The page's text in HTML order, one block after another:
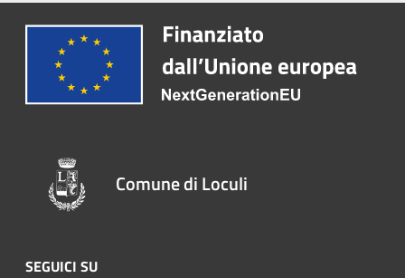
Comune di Loculi
SEGUICI SU